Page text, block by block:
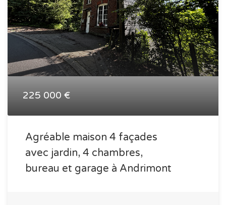
225 000 €
Agréable maison 4 façades
avec jardin, 4 chambres,
bureau et garage à Andrimont